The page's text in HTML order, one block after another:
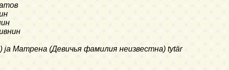
ja Матрена (Девичья фамилия неизвестна) tytär